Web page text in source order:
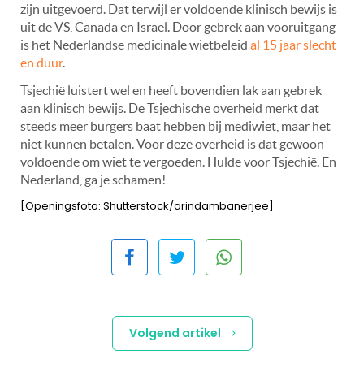
zijn uitgevoerd. Dat terwijl er voldoende klinisch bewijs is
uit de VS, Canada en Israël. Door gebrek aan vooruitgang
is het Nederlandse medicinale wietbeleid al 15 jaar slecht
en duur.
Tsjechië luistert wel en heeft bovendien lak aan gebrek
aan klinisch bewijs. De Tsjechische overheid merkt dat
steeds meer burgers baat hebben bij mediwiet, maar het
niet kunnen betalen. Voor deze overheid is dat gewoon
voldoende om wiet te vergoeden. Hulde voor Tsjechië. En
Nederland, ga je schamen!
[Openingsfoto: Shutterstock/arindambanerjee]
Volgend artikel